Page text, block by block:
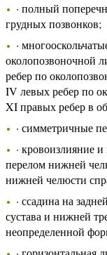
· полный
грудных позвонков;
·
околопозвоночной
ребер по
IV левых ребер по
XI правых ребер в
· симметричные
· кровоизлияние
перелом нижней
нижней челюсти
· ссадина на
сустава и нижней
неопределенной